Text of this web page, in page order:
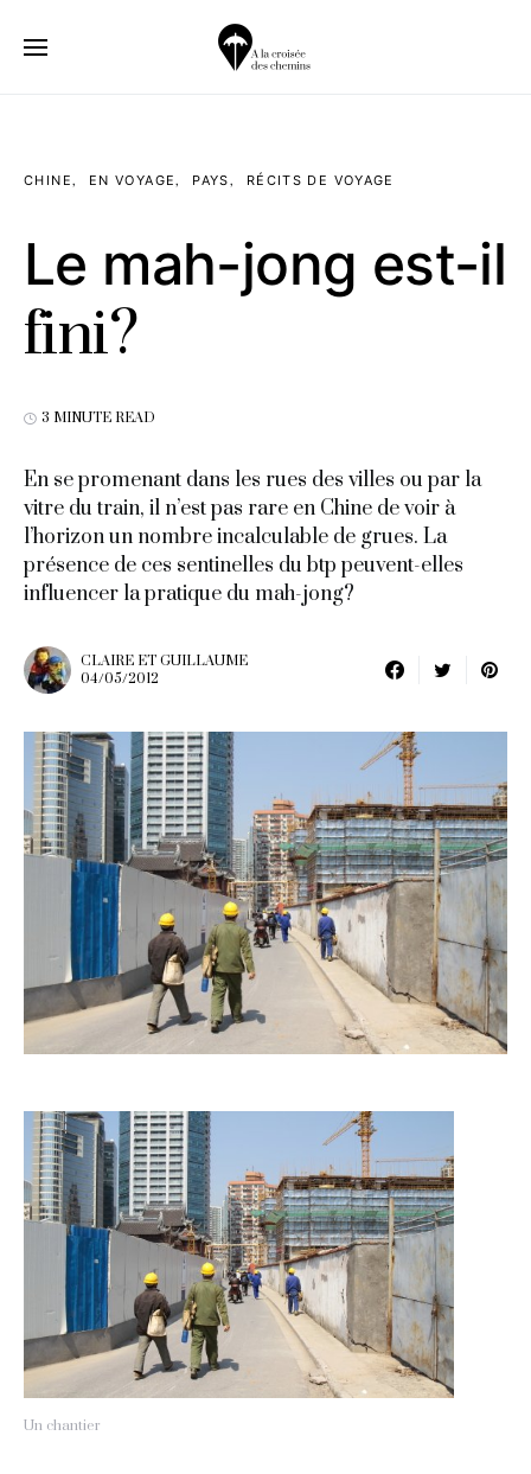
CHINE EN VOYAGE PAYS RÉCITS DE VOYAGE
Le mah-jong est-il
fini?
3 MINUTE READ
En se promenant dans les rues des villes ou par la
vitre du train, il n’est pas rare en Chine de voir à
l’horizon un nombre incalculable de grues. La
présence de ces sentinelles du btp peuvent-elles
influencer la pratique du mah-jong?
CLAIRE ET GUILLAUME
04/05/2012
Un chantier